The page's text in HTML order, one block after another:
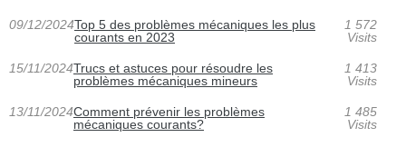
09/12/2024Top 5 des problèmes mécaniques les plus
courants en 2023
1 572
Visits
15/11/2024Trucs et astuces pour résoudre les
problèmes mécaniques mineurs
1 413
Visits
13/11/2024Comment prévenir les problèmes
mécaniques courants?
1 485
Visits